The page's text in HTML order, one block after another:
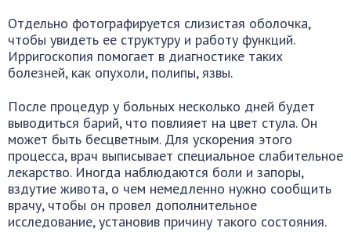
Отдельно фотографируется слизистая оболочка,
чтобы увидеть ее структуру и работу функций.
Ирригоскопия помогает в диагностике таких
болезней, как опухоли, полипы, язвы.
После процедур у больных несколько дней будет
выводиться барий, что повлияет на цвет стула. Он
может быть бесцветным. Для ускорения этого
процесса, врач выписывает специальное слабительное
лекарство. Иногда наблюдаются боли и запоры,
вздутие живота, о чем немедленно нужно сообщить
врачу, чтобы он провел дополнительное
исследование, установив причину такого состояния.